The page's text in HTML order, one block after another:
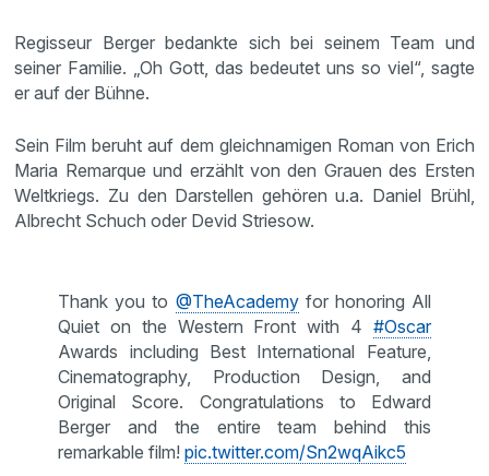
Regisseur Berger bedankte sich bei seinem Team und
seiner Familie. „Oh Gott, das bedeutet uns so viel“, sagte
er auf der Bühne.
Sein Film beruht auf dem gleichnamigen Roman von Erich
Maria Remarque und erzählt von den Grauen des Ersten
Weltkriegs. Zu den Darstellen gehören u.a. Daniel Brühl,
Albrecht Schuch oder Devid Striesow.
Thank you to @TheAcademyfor honoring All
Quiet on the Western Front with 4 #Oscar
Awards including Best International Feature,
Cinematography, Production Design, and
Original Score. Congratulations to Edward
Berger and the entire team behind this
remarkable film!pic.twitter.com/Sn2wqAikc5